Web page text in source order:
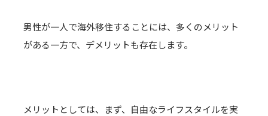
男性が一人で海外移住することには、多くのメリット
がある一方で、デメリットも存在します。
メリットとしては、まず、自由なライフスタイルを実